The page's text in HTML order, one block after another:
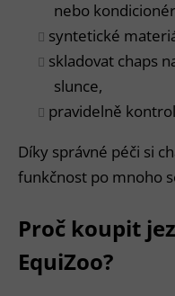
nebo
syntetické
skladovat chaps
slunce,
pravidelně
Díky správné péči si
funkčnost po mnoho
Proč koupit
EquiZoo?